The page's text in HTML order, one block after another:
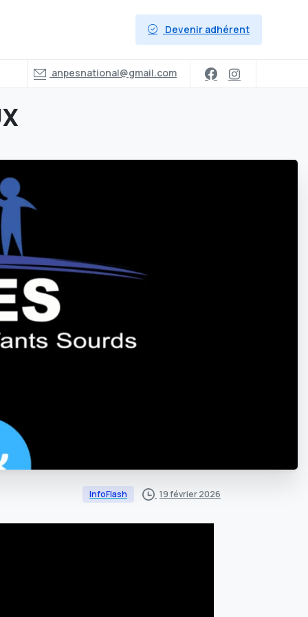
Devenir adhérent
anpesnational@gmail.com
InfoFlash 19 février 2026